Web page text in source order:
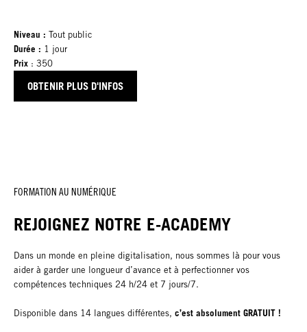
Niveau : Tout public
Durée : 1 jour
Prix : 350
OBTENIR PLUS D'INFOS
FORMATION AU NUMÉRIQUE
REJOIGNEZ NOTRE E-ACADEMY
Dans un monde en pleine digitalisation, nous sommes là pour vous
aider à garder une longueur d’avance et à perfectionner vos
compétences techniques 24 h/24 et 7 jours/7.
Disponible dans 14 langues différentes, c’est absolument GRATUIT !